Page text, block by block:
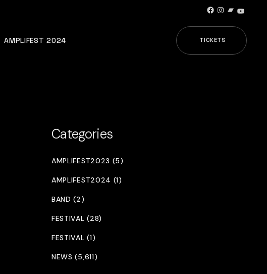
Facebook
Instagram
Bandcamp
AMPLIFEST 2024 TICKETS
Categories
AMPLIFEST2023 (5)
AMPLIFEST2024 (1)
BAND (2)
FESTIVAL (28)
FESTIVAL (1)
NEWS (5,611)